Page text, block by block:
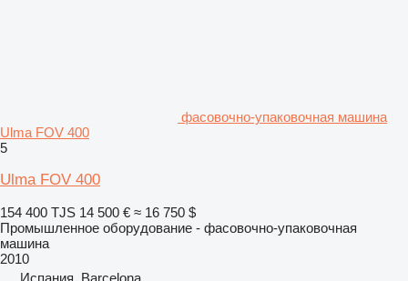
фасовочно-упаковочная машина
Ulma FOV 400
5
Ulma FOV 400
154 400 TJS 14 500 € ≈ 16 750 $
Промышленное оборудование - фасовочно-упаковочная
машина
2010
Испания, Barcelona